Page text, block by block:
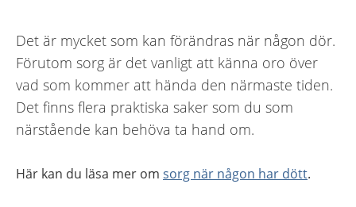
Det är mycket som kan förändras när någon dör.
Förutom sorg är det vanligt att känna oro över
vad som kommer att hända den närmaste tiden.
Det finns flera praktiska saker som du som
närstående kan behöva ta hand om.
Här kan du läsa mer om sorg när någon har dött.